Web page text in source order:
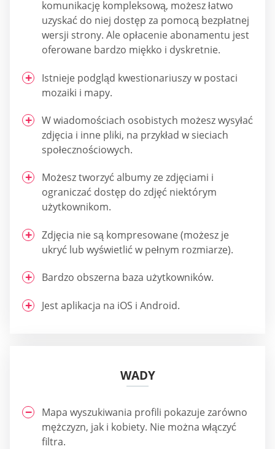
komunikację kompleksową, możesz łatwo
uzyskać do niej dostęp za pomocą bezpłatnej
wersji strony. Ale opłacenie abonamentu jest
oferowane bardzo miękko i dyskretnie.
Istnieje podgląd kwestionariuszy w postaci
mozaiki i mapy.
W wiadomościach osobistych możesz wysyłać
zdjęcia i inne pliki, na przykład w sieciach
społecznościowych.
Możesz tworzyć albumy ze zdjęciami i
ograniczać dostęp do zdjęć niektórym
użytkownikom.
Zdjęcia nie są kompresowane (możesz je
ukryć lub wyświetlić w pełnym rozmiarze).
Bardzo obszerna baza użytkowników.
Jest aplikacja na iOS i Android.
WADY
Mapa wyszukiwania profili pokazuje zarówno
mężczyzn, jak i kobiety. Nie można włączyć
filtra.